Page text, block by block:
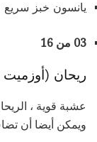
يانسون خبز سريع
03 من 16
ريحان (أوزميت
عشبة قوية ،
ويمكن أيضا أن